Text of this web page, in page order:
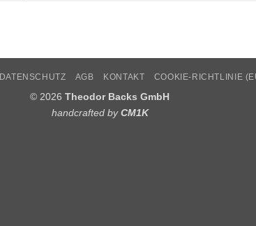
DATENSCHUTZ AGB KONTAKT COOKIE-RICHTLINIE
© 2026 Theodor Backs GmbH
handcrafted byCM1K